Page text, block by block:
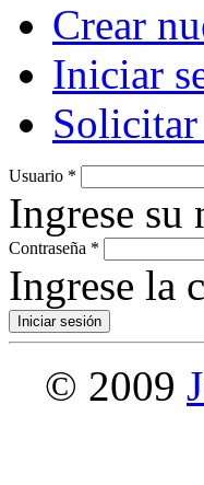
Crear
Iniciar
Solicitar
Usuario *
Ingrese su
Contraseña *
Ingrese la
© 2009